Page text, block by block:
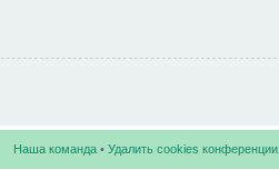
Наша команда • Удалить cookies конференции